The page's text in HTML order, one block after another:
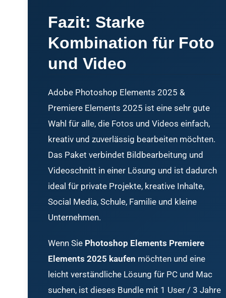
Fazit: Starke
Kombination für Foto
und Video
Adobe Photoshop Elements 2025 &
Premiere Elements 2025 ist eine sehr gute
Wahl für alle, die Fotos und Videos einfach,
kreativ und zuverlässig bearbeiten möchten.
Das Paket verbindet Bildbearbeitung und
Videoschnitt in einer Lösung und ist dadurch
ideal für private Projekte, kreative Inhalte,
Social Media, Schule, Familie und kleine
Unternehmen.
Wenn Sie Photoshop Elements Premiere
Elements 2025 kaufen möchten und eine
leicht verständliche Lösung für PC und Mac
suchen, ist dieses Bundle mit 1 User / 3 Jahre